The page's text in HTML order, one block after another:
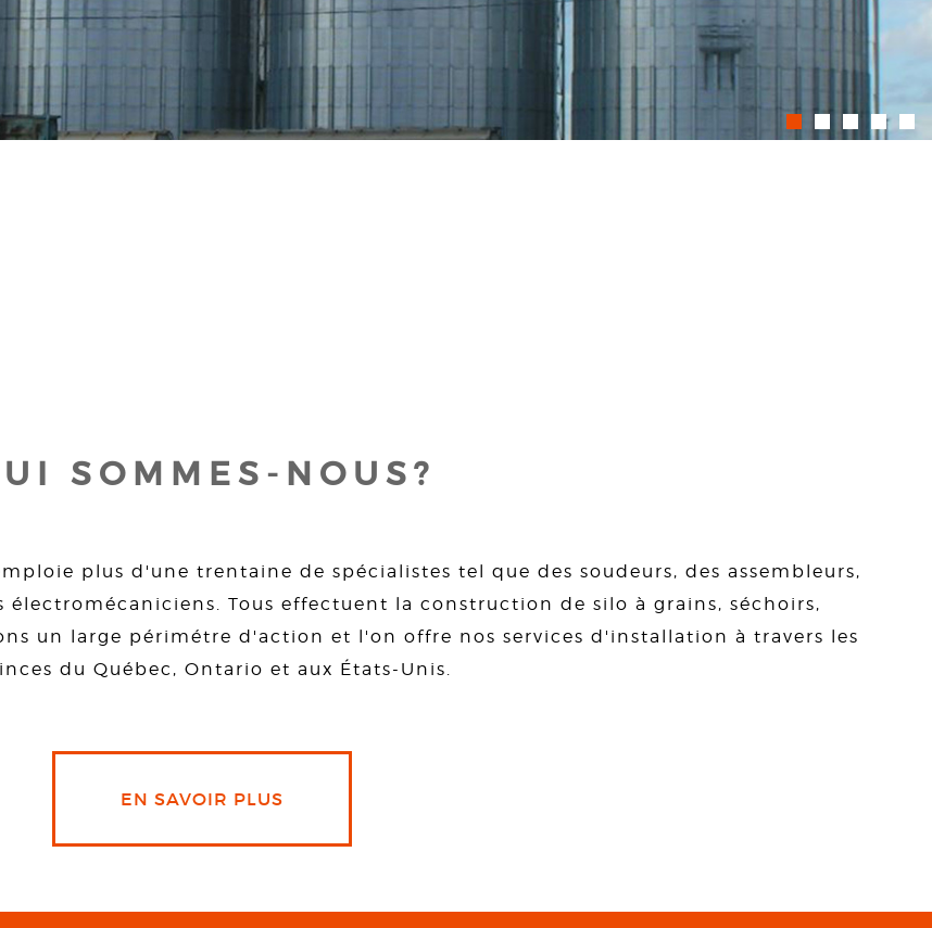
SOMMES-NOUS?
plus d'une trentaine de spécialistes tel que des soudeurs, des assembleurs,
Tous effectuent la construction de silo à grains, séchoirs,
un large périmétre d'action et l'on offre nos services d'installation à travers les
du Québec, Ontario et aux États-Unis.
EN SAVOIR PLUS